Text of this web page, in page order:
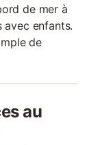
de mer à
avec enfants.
de
au